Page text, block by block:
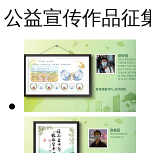
公益宣传作品